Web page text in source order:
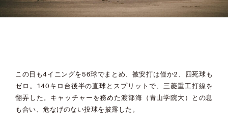
この日も4イニングを56球でまとめ、被安打は僅か2、四死球も
ゼロ。140キロ台後半の直球とスプリットで、三菱重工打線を
翻弄した。キャッチャーを務めた渡部海（青山学院大）との息
も合い、危なげのない投球を披露した。